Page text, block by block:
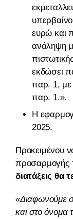
ευρώ και
ανάληψη
εκδώσει
παρ. 1, με
παρ. 1.».
Η
2025.
Προκειμένου
προσαρμογής
διατάξεις θα
«Διαφωνούμε
και στο όνομα